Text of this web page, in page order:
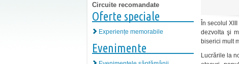
Circuite recomandate
Oferte speciale
Experiențe memorabile
Evenimente
În secolul
dezvolta şi
biserici mult
Lucrările la